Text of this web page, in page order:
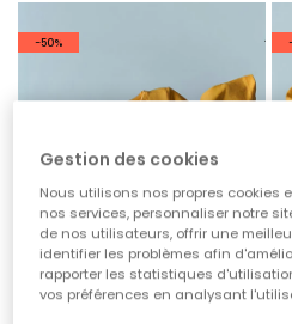
-50%
Gestion des cookies
Nous utilisons nos propres cookies
nos services, personnaliser notre
de nos utilisateurs, offrir une
identifier les problèmes afin
rapporter les statistiques
vos préférences en analysant